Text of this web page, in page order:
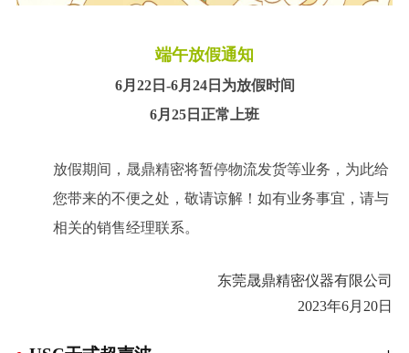
端午放假通知
6月22日-6月24日为放假时间
6月25日正常上班
放假期间，晟鼎精密将暂停物流发货等业务，为此给
您带来的不便之处，敬请谅解！如有业务事宜，请与
相关的销售经理联系。
东莞晟鼎精密仪器有限公司
2023年6月20日